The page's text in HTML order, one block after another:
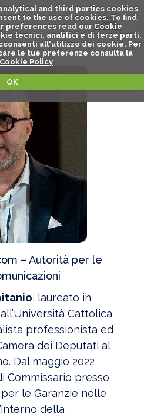
and third parties cookies.
to the use of cookies. To find
preferences read our Cookie
tecnici, analitici e di terze parti.
all'utilizzo dei cookie. Per
le tue preferenze consulta la
Cookie Policy
OK
- SPEAKER
– Autorità per le
, laureato in
Cattolica
professionista ed
dei Deputati al
Dal maggio 2022
Commissario presso
per le Garanzie nelle
della